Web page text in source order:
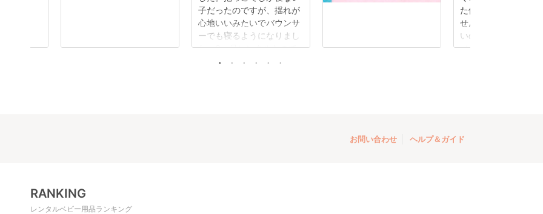
子だったのですが、揺れが
心地いいみたいでバウンサ
ーでも寝るようになりまし
た。3ヶ月レンタルなので
まだまだ活躍してくれそう
た使用感も全く感じら
せんでした。旧型だか
いのかと思っていまし
（あまり詳しくないの
せていただきます！
お問い合わせ ヘルプ＆ガイド
RANKING
レンタルベビー用品ランキング